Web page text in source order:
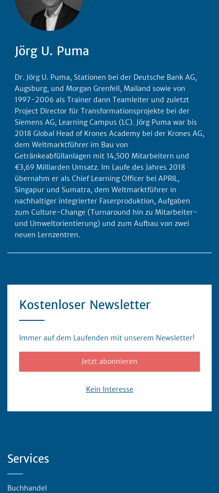
Jörg U. Puma
Dr. Jörg U. Puma, Stationen bei der Deutsche Bank AG,
Augsburg, und Morgan Grenfell, Mailand sowie von
1997-2006 als Trainer dann Teamleiter und zuletzt
Project Director für Transformationsprojekte bei der
Siemens AG, Learning Campus (LC). Jörg Puma war bis
2018 Global Head of Krones Academy bei der Krones AG,
dem Weltmarktführer im Bau von
Getränkeabfüllanlagen mit 14,500 Mitarbeitern und
€3,69 Milliarden Umsatz. Im Laufe des Jahres 2018
übernahm er als Chief Learning Officer bei APRIL,
Singapur und Sumatra, dem Weltmarktführer in
nachhaltiger integrierter Faserproduktion, Aufgaben
zum Culture-Change (Turnaround hin zu Mitarbeiter-
und Umweltorientierung) und zum Aufbau von zwei
neuen Lernzentren.
Kostenloser Newsletter
Immer auf dem Laufenden mit unserem Newsletter!
Jetzt abonnieren
Kein Interesse
Services
Buchhandel